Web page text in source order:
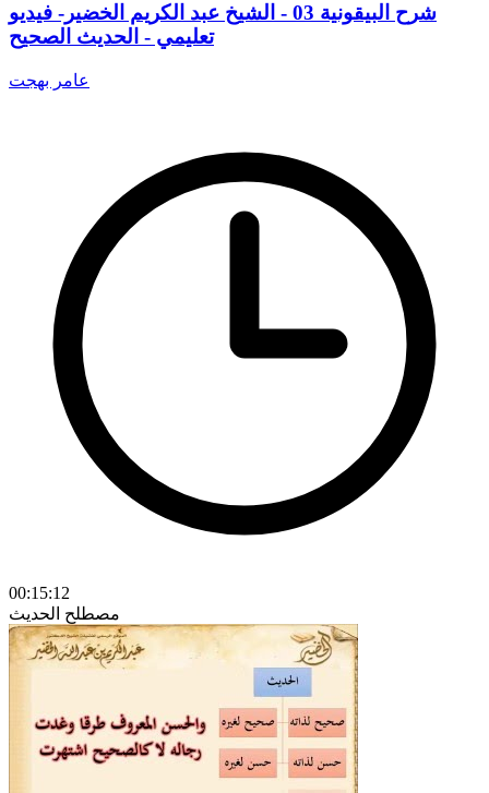
شرح البيقونية 03 - الشيخ عبد الكريم الخضير- فيديو
تعليمي - الحديث الصحيح
عامر بهجت
00:15:12
مصطلح الحديث